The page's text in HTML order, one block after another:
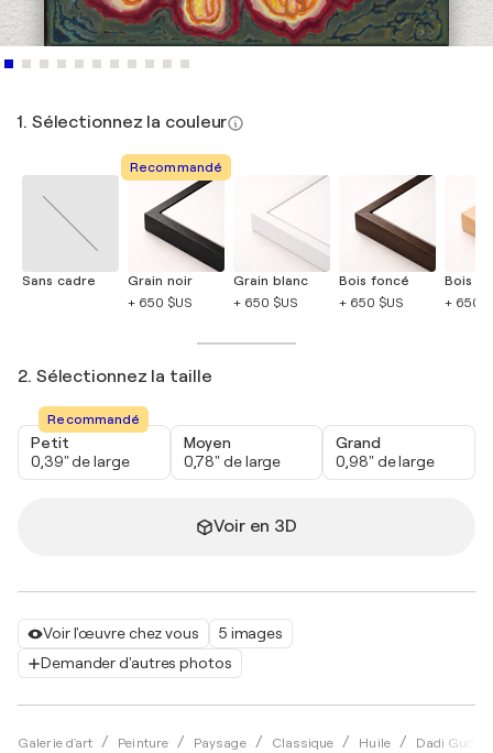
Voir l'œuvre chez vous
5 images
Demander d'autres photos
Galerie d'art Peinture Paysage Classique Huile Dadi
1. Sélectionnez la couleur
Sans cadre
Recommandé
Grain noir
+ 650 $US
Grain blanc
+ 650 $US
Bois foncé
+ 650 $US
Bois
+ 650
2. Sélectionnez la taille
Recommandé
Petit
0,39" de large
Moyen
0,78" de large
Grand
0,98" de large
Voir en 3D